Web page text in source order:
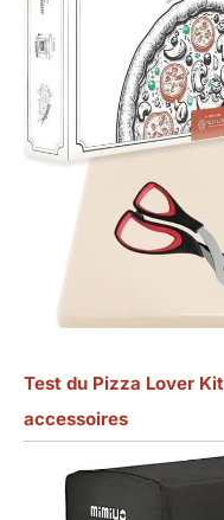
Test du Pizza Lover
accessoires